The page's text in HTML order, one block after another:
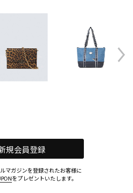
規会員登録
マガジンを登録されたお客様に
をプレゼントいたします。